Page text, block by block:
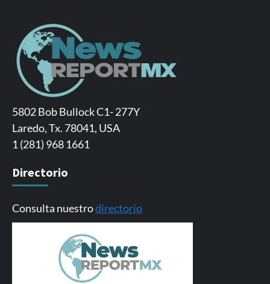
5802 Bob Bullock C1- 277Y
Laredo, Tx. 78041, USA
1 (281) 968 1661
Directorio
Consulta nuestrodirectorio